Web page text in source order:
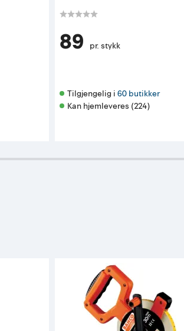
89 pr. stykk
Tilgjengelig i 60 butikker
Kan hjemleveres (224)